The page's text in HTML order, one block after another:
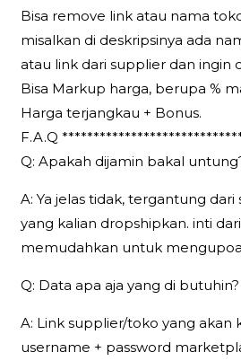
Bisa remove link atau nama
misalkan di deskripsinya ada
atau link dari supplier dan ingin
Bisa Markup harga, berupa %
Harga terjangkau + Bonus.
F.A.Q
Q: Apakah dijamin bakal
A: Ya jelas tidak, tergantung
yang kalian dropshipkan. inti
memudahkan untuk
Q: Data apa aja yang di butuhin?
A: Link supplier/toko yang akan
username + password